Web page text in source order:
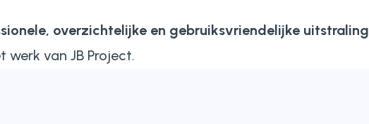
overzichtelijke en gebruiksvriendelijke uitstraling
van JB Project.